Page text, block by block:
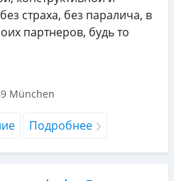
страха, без паралича, в
партнеров, будь то
München
Подробнее